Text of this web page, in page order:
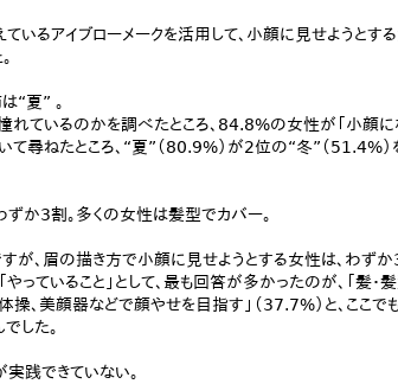
いるアイブローメークを活用して、小顔に見せようとす
“夏” 。
ているのかを調べたところ、84.8%の女性が「小顔に
て尋ねたところ、“夏”（80.9%）が2位の“冬”（51.4%
か3割。多くの女性は髪型でカバー。
、眉の描き方で小顔に見せようとする女性は、わずか
っていること」として、最も回答が多かったのが、「髪・
操、美顔器などで顔やせを目指す」（37.7%）と、ここで
した。
践できていない。